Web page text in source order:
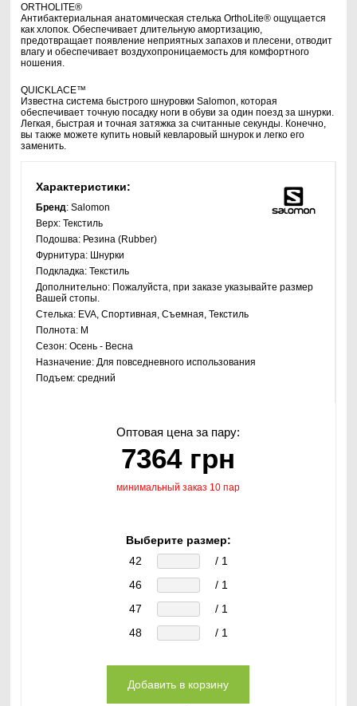
ORTHOLITE®
Антибактериальная анатомическая стелька OrthoLite® ощущается
как хлопок. Обеспечивает длительную амортизацию,
предотвращает появление неприятных запахов и плесени, отводит
влагу и обеспечивает воздухопроницаемость для комфортного
ношения.
QUICKLACE™
Известна система быстрого шнуровки Salomon, которая
обеспечивает точную посадку ноги в обуви за один поезд за шнурки.
Легкая, быстрая и точная затяжка за считанные секунды. Конечно,
вы также можете купить новый кевларовый шнурок и легко его
заменить.
Характеристики:
Бренд: Salomon
Верх:Текстиль
Подошва: Резина (Rubber)
Фурнитура: Шнурки
Подкладка:Текстиль
Дополнительно: Пожалуйста, при заказе указывайте размер
Вашей стопы.
Стелька: EVA, Спортивная, Съемная, Текстиль
Полнота: M
Сезон:Осень - Весна
Назначение: Для повседневного использования
Подъем:средний
Оптовая цена за пару:
7364 грн
минимальный заказ 10 пар
Выберите размер:
42
/ 1
46
/ 1
47
/ 1
48
/ 1